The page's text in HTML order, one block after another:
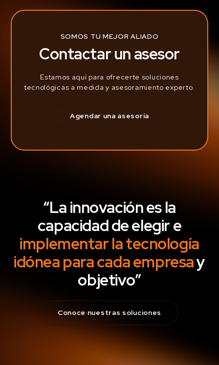
SOMOS TU MEJOR ALIADO
Contactar un asesor
Estamos aquí para ofrecerte soluciones
tecnológicas a medida y asesoramiento experto.
Agendar una asesoría
“La innovación es la
capacidad de elegir e
implementar la tecnología
idónea para cada empresay
objetivo”
Conoce nuestras soluciones